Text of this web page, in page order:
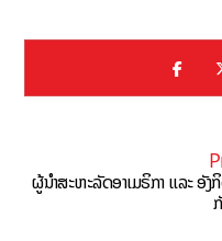
ຜູ້ນຳສະຫະລັດອາເມຣິກາ ແລະ ອັ